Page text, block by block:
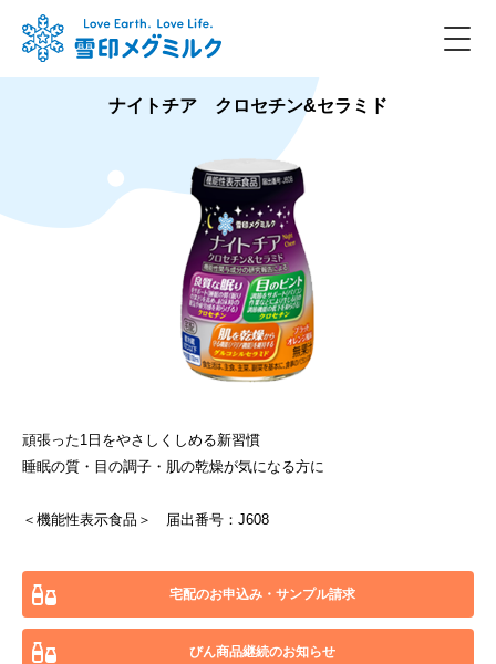
ナイトチア クロセチン&セラミド
頑張った1日をやさしくしめる新習慣
睡眠の質・目の調子・肌の乾燥が気になる方に
＜機能性表示食品＞ 届出番号：J608
宅配のお申込み・サンプル請求
びん商品継続のお知らせ